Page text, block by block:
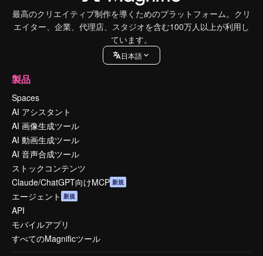
最高のクリエイティブ制作を導くためのプラットフォーム。クリ
エイター、企業、代理店、スタジオを含む100万人以上が利用し
ています。
日本語
製品
Spaces
AI アシスタント
AI 画像生成ツール
AI 動画生成ツール
AI 音声合成ツール
ストックコンテンツ
Claude/ChatGPT向けMCP 新規
エージェント 新規
API
モバイルアプリ
すべてのMagnificツール